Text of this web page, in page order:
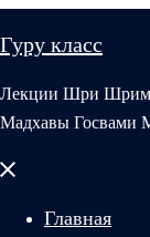
Гуру класс
Лекции Шри
Мадхавы Госвами
Закрыть
Главная